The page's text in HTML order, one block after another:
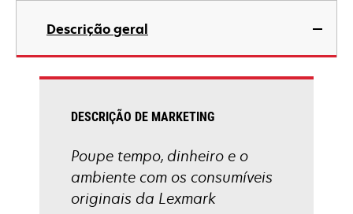
Descrição geral
DESCRIÇÃO DE MARKETING
Poupe tempo, dinheiro e o
ambiente com os consumíveis
originais da Lexmark